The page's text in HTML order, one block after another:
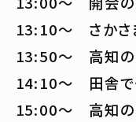
13:10～ さかさ
13:50～ 高知の
14:10～ 田舎で
15:00～ 高知の